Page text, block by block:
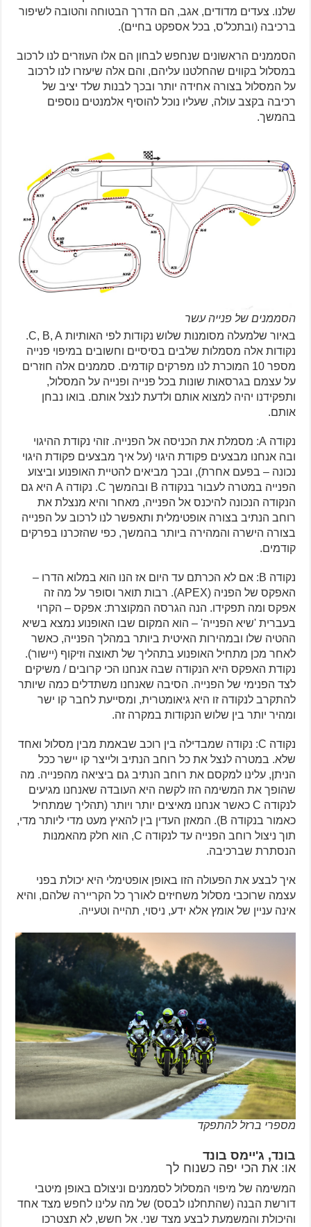
שלנו. צעדים מדודים, אגב, הם הדרך הבטוחה והטובה לשיפור
ברכיבה (ובתכל'ס, בכל אספקט בחיים).
הסממנים הראשונים שנחפש לבחון הם אלו העוזרים לנו לרכוב
במסלול בקווים שהחלטנו עליהם, והם אלה שיעזרו לנו לרכוב
על המסלול בצורה אחידה יותר ובכך לבנות שלד יציב של
רכיבה בקצב עולה, שעליו נוכל להוסיף אלמנטים נוספים
בהמשך.
הסממנים של פנייה עשר
באיור שלמעלה מסומנות שלוש נקודות לפי האותיות C, B, A.
נקודות אלה מסמלות שלבים בסיסיים וחשובים במיפוי פנייה
מספר 10 המוכרת לנו מפרקים קודמים. סממנים אלה חוזרים
על עצמם בגרסאות שונות בכל פנייה ופנייה על המסלול,
ותפקידנו יהיה למצוא אותם ולדעת לנצל אותם. בואו נבחן
אותם.
נקודה A: מסמלת את הכניסה אל הפנייה. זוהי נקודת ההיגוי
ובה אנחנו מבצעים פקודת היגוי (על איך מבצעים פקודת היגוי
נכונה – בפעם אחרת), ובכך מביאים להטיית האופנוע וביצוע
הפנייה במטרה לעבור בנקודה B ובהמשך C. נקודה A היא גם
הנקודה הנכונה להיכנס אל הפנייה, מאחר והיא מנצלת את
רוחב הנתיב בצורה אופטימלית ותאפשר לנו לרכוב על הפנייה
בצורה הישרה והמהירה ביותר בהמשך, כפי שהזכרנו בפרקים
קודמים.
נקודה B: אם לא הכרתם עד היום אז הנו הוא במלוא הדרו –
האפקס של הפניה (APEX). רבות תואר וסופר על מה זה
אפקס ומה תפקידו. הנה הגרסה המקוצרת: אפקס – הקרוי
בעברית 'שיא הפנייה' – הוא המקום שבו האופנוע נמצא בשיא
ההטיה שלו ובמהירות האיטית ביותר במהלך הפנייה, כאשר
לאחר מכן מתחיל האופנוע בתהליך של תאוצה וזיקוף (יישור).
נקודת האפקס היא הנקודה שבה אנחנו הכי קרובים / משיקים
לצד הפנימי של הפנייה. הסיבה שאנחנו משתדלים כמה שיותר
להתקרב לנקודה זו היא גיאומטרית, ומסייעת לחבר קו ישר
ומהיר יותר בין שלוש הנקודות במקרה זה.
נקודה C: נקודה שמבדילה בין רוכב שבאמת מבין מסלול ואחד
שלא. במטרה לנצל את כל רוחב הנתיב ולייצר קו יישר ככל
הניתן, עלינו למקסם את רוחב הנתיב גם ביציאה מהפנייה. מה
שהופך את המשימה הזו לקשה היא העובדה שאנחנו מגיעים
לנקודה C כאשר אנחנו מאיצים יותר ויותר (תהליך שמתחיל
כאמור בנקודה B). המאזן העדין בין להאיץ מעט מדי ליותר מדי,
תוך ניצול רוחב הפנייה עד לנקודה C, הוא חלק מהאמנות
הנסתרת שברכיבה.
איך לבצע את הפעולה הזו באופן אופטימלי היא יכולת בפני
עצמה שרוכבי מסלול משחיזים לאורך כל הקריירה שלהם, והיא
אינה עניין של אומץ אלא ידע, ניסוי, תהייה וטעייה.
מספרי ברזל להתפקד
בונד, ג'יימס בונד
או: את הכי יפה כשנוח לך
המשימה של מיפוי המסלול לסממנים וניצולם באופן מיטבי
דורשת הבנה (שהתחלנו לבסס) של מה עלינו לחפש מצד אחד
והיכולת והמשמעת לבצע מצד שני. אל חשש, לא תצטרכו